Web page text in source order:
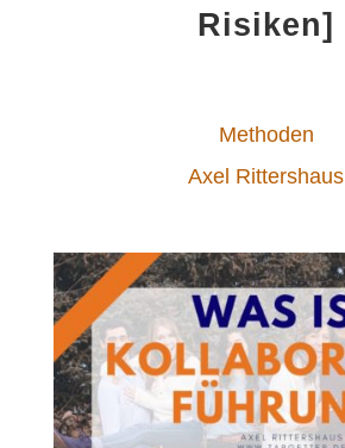
Risiken]
Methoden
Axel Rittershaus